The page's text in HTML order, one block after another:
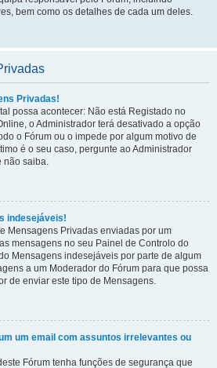
bem como os detalhes de cada um deles.
Privadas!
possa acontecer: Não está Registado no
o Administrador terá desativado a opção
o Fórum ou o impede por algum motivo de
é o seu caso, pergunte ao Administrador
não saiba.
indesejáveis!
Mensagens Privadas enviadas por um
mensagens no seu Painel de Controlo do
Mensagens indesejáveis por parte de algum
a um Moderador do Fórum para que possa
de enviar este tipo de Mensagens.
um email com assuntos irrelevantes ou
Fórum tenha funções de segurança que